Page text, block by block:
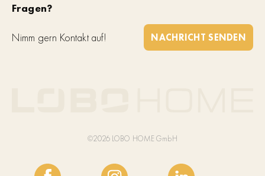
Fragen?
Nimm gern Kontakt auf! NACHRICHT SENDEN
©2026 LOBO HOME GmbH